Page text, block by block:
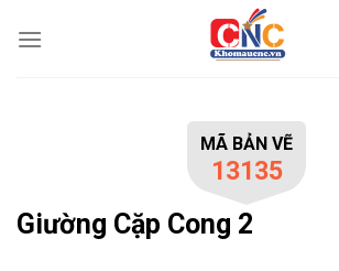
MÃ BẢN VẼ
13135
Giường Cặp Cong 2